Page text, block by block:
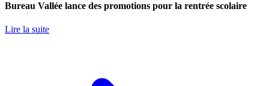
Bureau Vallée lance des promotions pour la rentrée scolaire
Lire la suite